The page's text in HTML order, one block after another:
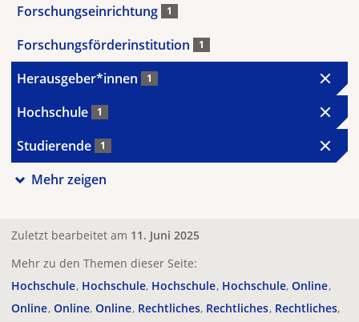
Forschungseinrichtung 1
Forschungsförderinstitution 1
Herausgeber*innen 1
Hochschule 1
Studierende 1
Mehr zeigen
Zuletzt bearbeitet am 11. Juni 2025
Mehr zu den Themen dieser Seite:
Hochschule Hochschule Hochschule Hochschule Online
Online Online Online Rechtliches Rechtliches Rechtliches